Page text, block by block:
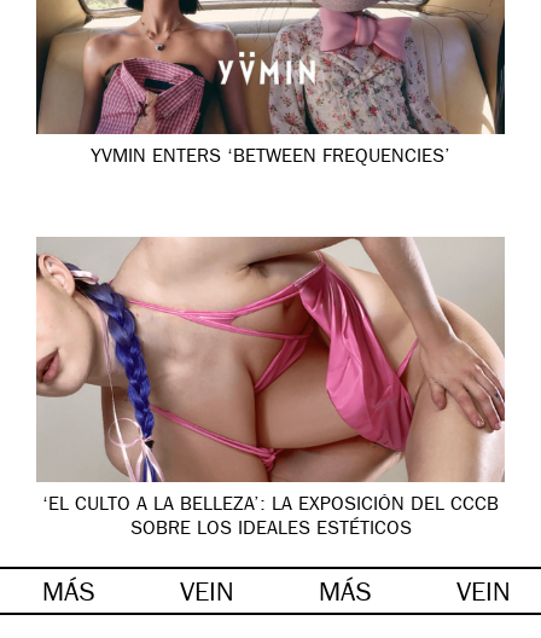
YVMIN ENTERS ‘BETWEEN FREQUENCIES’
‘EL CULTO A LA BELLEZA’: LA EXPOSICIÓN DEL CCCB
SOBRE LOS IDEALES ESTÉTICOS
MÁS VEIN MÁS VEIN